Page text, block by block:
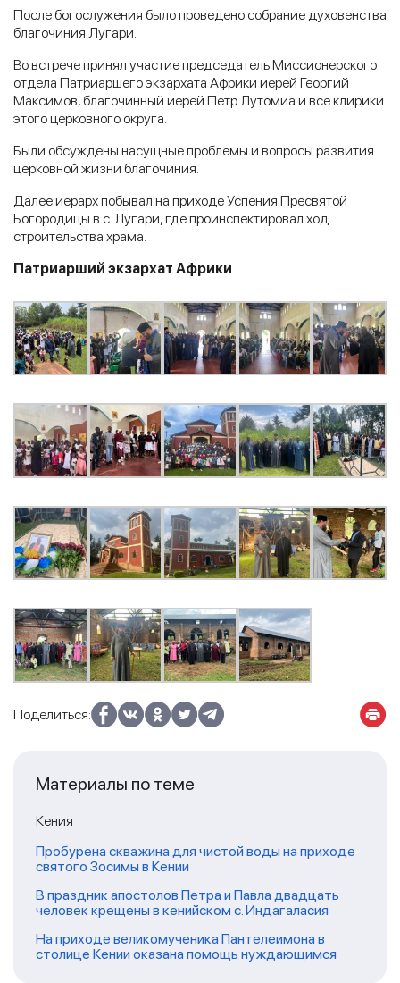
После богослужения было проведено собрание духовенства
благочиния Лугари.
Во встрече принял участие председатель Миссионерского
отдела Патриаршего экзархата Африки иерей Георгий
Максимов, благочинный иерей Петр Лутомиа и все клирики
этого церковного округа.
Были обсуждены насущные проблемы и вопросы развития
церковной жизни благочиния.
Далее иерарх побывал на приходе Успения Пресвятой
Богородицы в с. Лугари, где проинспектировал ход
строительства храма.
Патриарший экзархат Африки
Поделиться:
Материалы по теме
Кения
Пробурена скважина для чистой воды на приходе
святого Зосимы в Кении
В праздник апостолов Петра и Павла двадцать
человек крещены в кенийском с. Индагаласия
На приходе великомученика Пантелеимона в
столице Кении оказана помощь нуждающимся